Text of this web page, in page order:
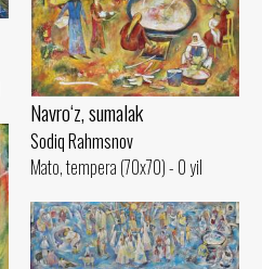
Navro‘z, sumalak
Sodiq Rahmsnov
Mato, tempera (70x70) - 0 yil